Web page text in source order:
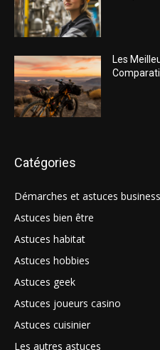
Les
Catégories
Démarches et astuces business
Astuces bien être
Astuces habitat
Astuces hobbies
Astuces geek
Astuces joueurs casino
Astuces cuisinier
Les autres astuces